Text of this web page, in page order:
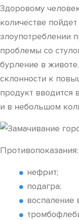
Здоровому
количестве
злоупотреблении
проблемы со
бурление в
склонности к
продукт вводится
и в небольшом
Противопоказания:
нефрит;
подагра;
воспаление